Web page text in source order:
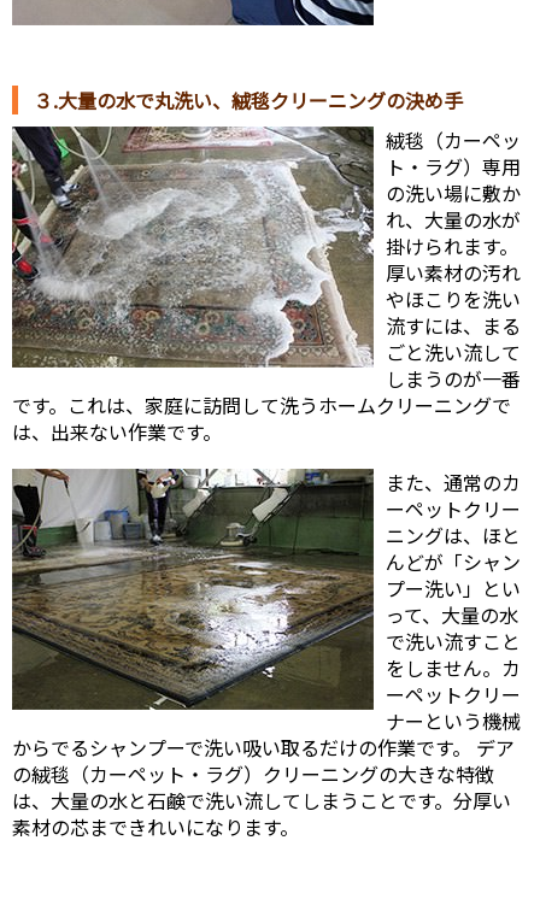
３.大量の水で丸洗い、絨毯クリーニングの決め手
絨毯（カーペッ
ト・ラグ）専用
の洗い場に敷か
れ、大量の水が
掛けられます。
厚い素材の汚れ
やほこりを洗い
流すには、まる
ごと洗い流して
しまうのが一番
です。これは、家庭に訪問して洗うホームクリーニングで
は、出来ない作業です。
また、通常のカ
ーペットクリー
ニングは、ほと
んどが「シャン
プー洗い」とい
って、大量の水
で洗い流すこと
をしません。カ
ーペットクリー
ナーという機械
からでるシャンプーで洗い吸い取るだけの作業です。 デア
の絨毯（カーペット・ラグ）クリーニングの大きな特徴
は、大量の水と石鹸で洗い流してしまうことです。分厚い
素材の芯まできれいになります。